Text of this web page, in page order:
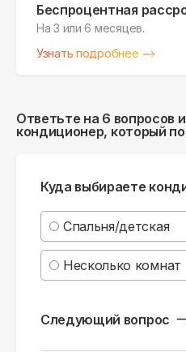
Беспроцентная
На 3 или 6 месяцев.
Узнать подробнее
Ответьте на 6 вопросов
кондиционер, который
Куда выбираете
Спальня/детская
Несколько комнат
Следующий вопрос